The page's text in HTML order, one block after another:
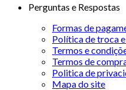
Perguntas e Respostas
Formas de
Política de troca
Termos e
Termos de
Politica de
Mapa do site